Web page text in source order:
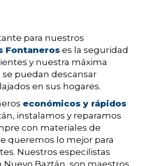
para nuestros
Fontaneros es la seguridad
y nuestra máxima
puedan descansar
en sus hogares.
económicos y rápidos
instalamos y reparamos
con materiales de
queremos lo mejor para
Nuestros especilistas